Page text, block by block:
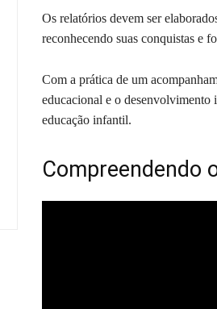
Os relatórios devem ser
reconhecendo suas conquistas e
Com a prática de um
educacional e o desenvolvimento
educação infantil.
Compreendendo